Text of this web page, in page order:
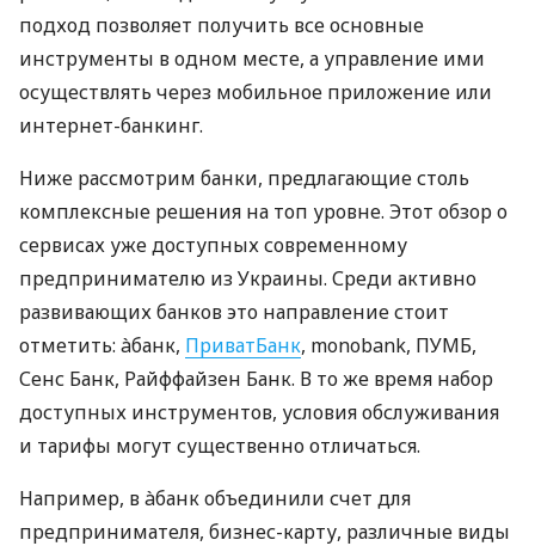
подход позволяет получить все основные
инструменты в одном месте, а управление ими
осуществлять через мобильное приложение или
интернет-банкинг.
Ниже рассмотрим банки, предлагающие столь
комплексные решения на топ уровне. Этот обзор о
сервисах уже доступных современному
предпринимателю из Украины. Среди активно
развивающих банков это направление стоит
отметить: àбанк, ПриватБанк, monobank, ПУМБ,
Сенс Банк, Райффайзен Банк. В то же время набор
доступных инструментов, условия обслуживания
и тарифы могут существенно отличаться.
Например, в àбанк объединили счет для
предпринимателя, бизнес-карту, различные виды